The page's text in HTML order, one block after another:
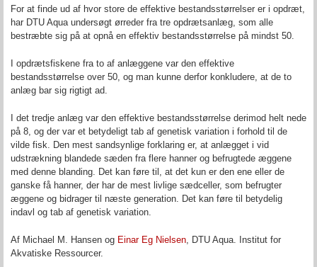
For at finde ud af hvor store de effektive bestandsstørrelser er i opdræt,
har DTU Aqua undersøgt ørreder fra tre opdrætsanlæg, som alle
bestræbte sig på at opnå en effektiv bestandsstørrelse på mindst 50.
I opdrætsfiskene fra to af anlæggene var den effektive
bestandsstørrelse over 50, og man kunne derfor konkludere, at de to
anlæg bar sig rigtigt ad.
I det tredje anlæg var den effektive bestandsstørrelse derimod helt nede
på 8, og der var et betydeligt tab af genetisk variation i forhold til de
vilde fisk. Den mest sandsynlige forklaring er, at anlægget i vid
udstrækning blandede sæden fra flere hanner og befrugtede æggene
med denne blanding. Det kan føre til, at det kun er den ene eller de
ganske få hanner, der har de mest livlige sædceller, som befrugter
æggene og bidrager til næste generation. Det kan føre til betydelig
indavl og tab af genetisk variation.
Af Michael M. Hansen og Einar Eg Nielsen, DTU Aqua. Institut for
Akvatiske Ressourcer.